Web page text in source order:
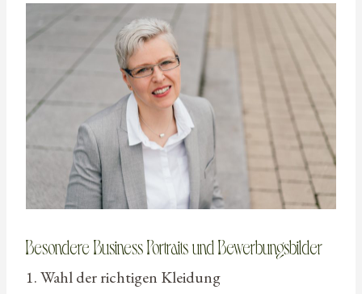
Besondere Business Portraits und Bewerbungsbilder
1. Wahl der richtigen Kleidung